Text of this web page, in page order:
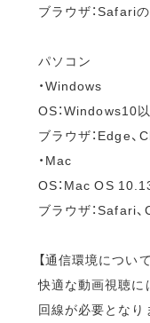
ブラウザ：Safari
パソコン
・Windows
OS：Windows10
ブラウザ：Edge
・Mac
OS：Mac OS
ブラウザ：Safari
【通信環境について
快適な動画視聴に
回線が必要となり